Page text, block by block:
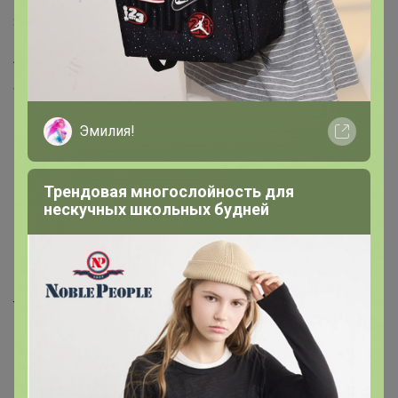
Зима
Линия
Weekend
Материал верха
Нубук?
Материал Стельки
Мех (шерсть)
Материал Подошвы
ТЭП
Материал Подкладки
Эмилия!
Трендовая многослойность для
нескучных школьных будней